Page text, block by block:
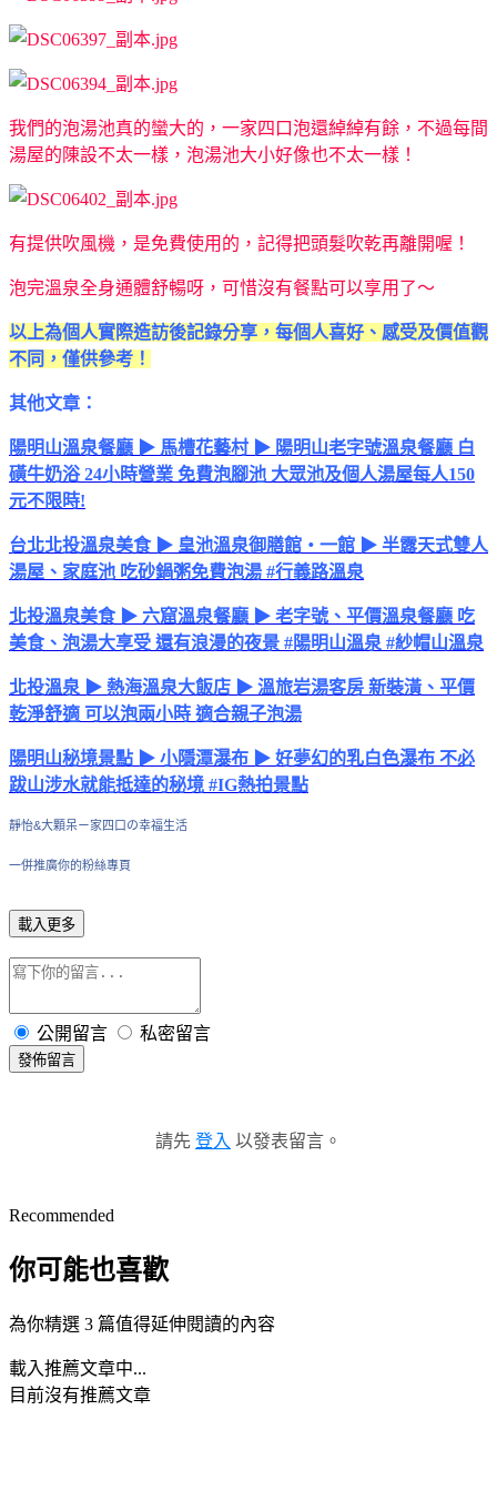
我們的泡湯池真的蠻大的，一家四口泡還綽綽有餘，不過每間
湯屋的陳設不太一樣，泡湯池大小好像也不太一樣！
有提供吹風機，是免費使用的，記得把頭髮吹乾再離開喔！
泡完溫泉全身通體舒暢呀，可惜沒有餐點可以享用了～
以上為個人實際造訪後記錄分享，每個人喜好、感受及價值觀
不同，僅供參考！
其他文章：
陽明山溫泉餐廳 ▶ 馬槽花藝村 ▶ 陽明山老字號溫泉餐廳 白
磺牛奶浴 24小時營業 免費泡腳池 大眾池及個人湯屋每人150
元不限時!
台北北投溫泉美食 ▶ 皇池溫泉御膳館・一館 ▶ 半露天式雙人
湯屋、家庭池 吃砂鍋粥免費泡湯 #行義路溫泉
北投溫泉美食 ▶ 六窟溫泉餐廳 ▶ 老字號、平價溫泉餐廳 吃
美食、泡湯大享受 還有浪漫的夜景 #陽明山溫泉 #紗帽山溫泉
北投溫泉 ▶ 熱海溫泉大飯店 ▶ 溫旅岩湯客房 新裝潢、平價
乾淨舒適 可以泡兩小時 適合親子泡湯
陽明山秘境景點 ▶ 小隱潭瀑布 ▶ 好夢幻的乳白色瀑布 不必
跋山涉水就能抵達的秘境 #IG熱拍景點
靜怡&大顆呆ㄧ家四口の幸福生活
一併推廣你的粉絲專頁
載入更多
公開留言 私密留言
發佈留言
請先 登入 以發表留言。
Recommended
你可能也喜歡
為你精選 3 篇值得延伸閱讀的內容
載入推薦文章中...
目前沒有推薦文章